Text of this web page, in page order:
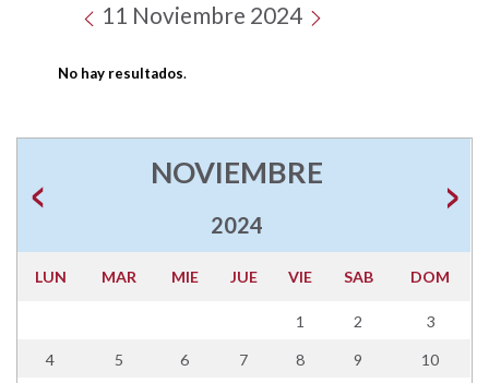
11 Noviembre 2024
No hay resultados.
NOVIEMBRE
2024
LUN MAR MIE JUE VIE SAB DOM
1 2 3
4 5 6 7 8 9 10